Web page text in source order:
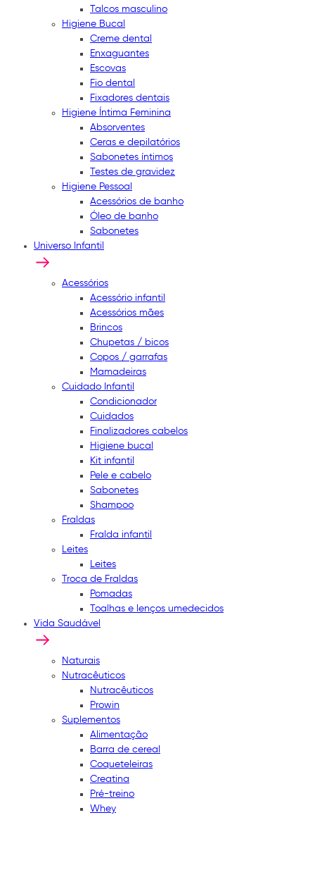
Talcos masculino
Higiene Bucal
Creme dental
Enxaguantes
Escovas
Fio dental
Fixadores dentais
Higiene Íntima Feminina
Absorventes
Ceras e depilatórios
Sabonetes íntimos
Testes de gravidez
Higiene Pessoal
Acessórios de banho
Óleo de banho
Sabonetes
Universo Infantil
Acessórios
Acessório infantil
Acessórios mães
Brincos
Chupetas / bicos
Copos / garrafas
Mamadeiras
Cuidado Infantil
Condicionador
Cuidados
Finalizadores cabelos
Higiene bucal
Kit infantil
Pele e cabelo
Sabonetes
Shampoo
Fraldas
Fralda infantil
Leites
Leites
Troca de Fraldas
Pomadas
Toalhas e lenços umedecidos
Vida Saudável
Naturais
Nutracêuticos
Nutracêuticos
Prowin
Suplementos
Alimentação
Barra de cereal
Coqueteleiras
Creatina
Pré-treino
Whey